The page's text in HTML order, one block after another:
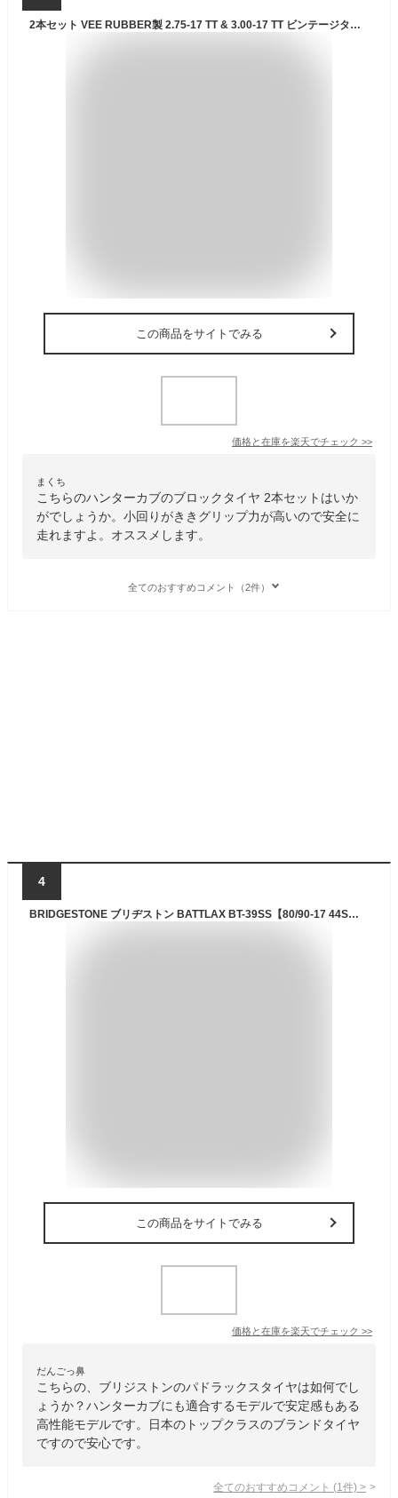
2本セット VEE RUBBER製 2.75-17 TT & 3.00-17 TT ビンテージタイヤ / ブロックタイヤ 前後セット カブ ハンターカブ ハンターカブCT125 クロスカブ クロスカブ110 ハンターカブ カスタ
この商品をサイトでみる
価格と在庫を楽天でチェック >>
まくち
こちらのハンターカブのブロックタイヤ 2本セットはいか
がでしょうか。小回りがききグリップ力が高いので安全に
走れますよ。オススメします。
全てのおすすめコメント（2件）
4
BRIDGESTONE ブリヂストン BATTLAX BT-39SS【80/90-17 44S】バトラックス タイヤ CBR150R CBR125 クロスカブ110 CT125 ハンターカブ RG50ガンマ ウルフ50 HONDA ホンダ SUZUKI スズキ オンロードタイヤ・ハイグリップ オンロードタイヤ
この商品をサイトでみる
価格と在庫を楽天でチェック >>
だんごっ鼻
こちらの、ブリジストンのパドラックスタイヤは如何でし
ょうか？ハンターカブにも適合するモデルで安定感もある
高性能モデルです。日本のトップクラスのブランドタイヤ
ですので安心です。
全てのおすすめコメント (1 件) >